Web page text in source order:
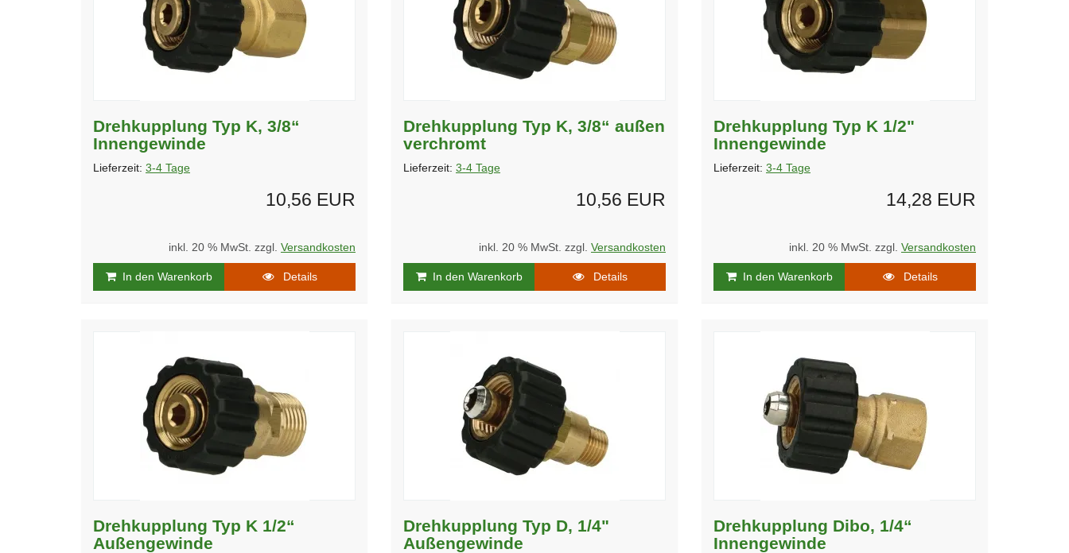
Drehkupplung Typ K, 3/8“
Innengewinde
Lieferzeit: 3-4 Tage
10,56 EUR
inkl. 20 % MwSt. zzgl. Versandkosten
In den Warenkorb Details
Drehkupplung Typ K, 3/8“ außen
verchromt
Lieferzeit: 3-4 Tage
10,56 EUR
inkl. 20 % MwSt. zzgl. Versandkosten
In den Warenkorb Details
Drehkupplung Typ K 1/2"
Innengewinde
Lieferzeit: 3-4 Tage
14,28 EUR
inkl. 20 % MwSt. zzgl. Versandkosten
In den Warenkorb Details
Drehkupplung Typ K 1/2“
Außengewinde
Drehkupplung Typ D, 1/4"
Außengewinde
Drehkupplung Dibo, 1/4“
Innengewinde